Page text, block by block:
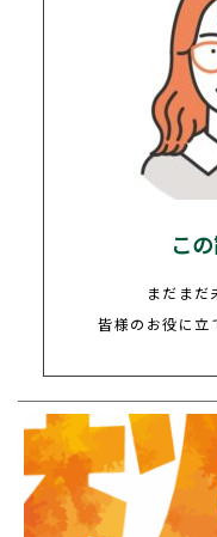
こ
まだまだ
皆様のお役に立